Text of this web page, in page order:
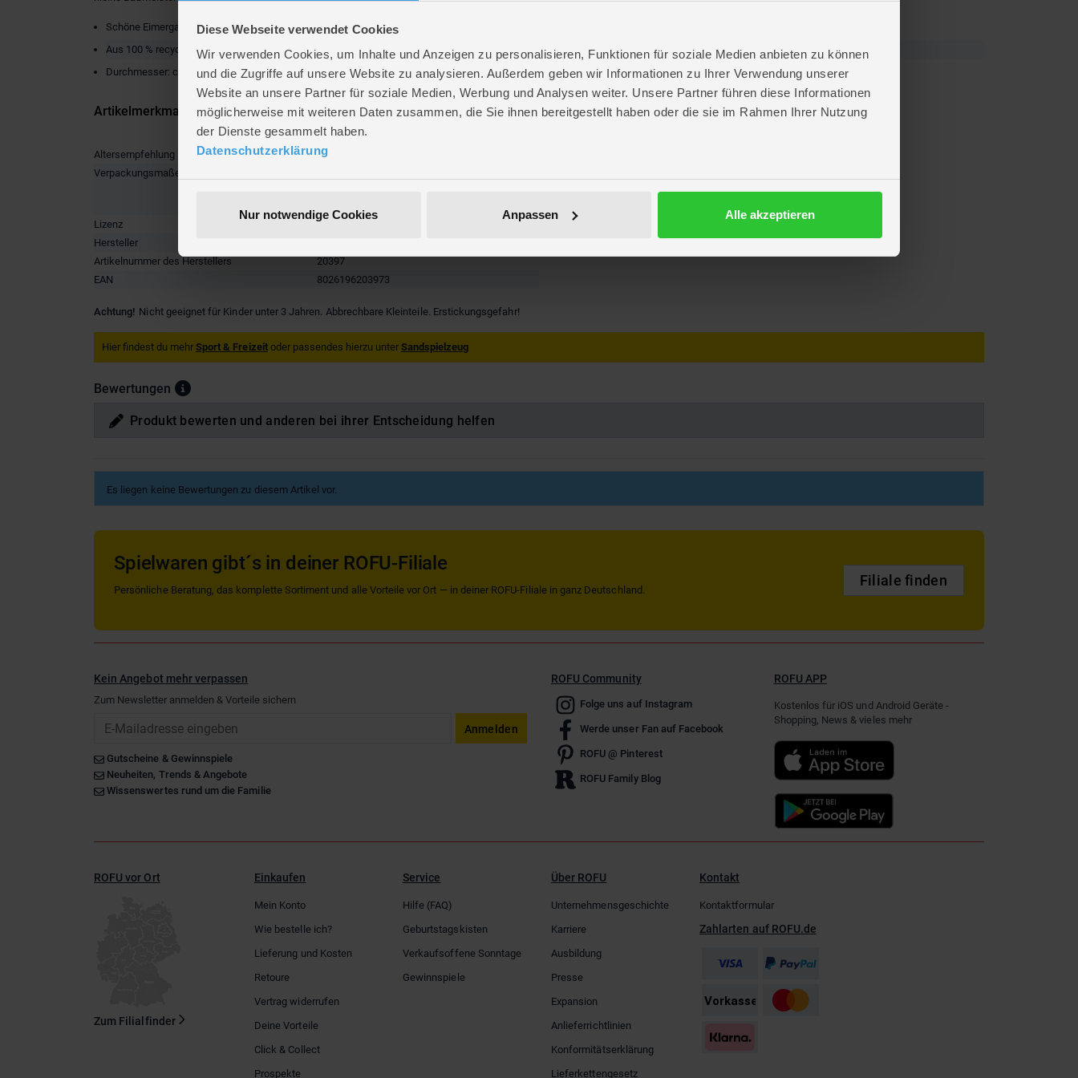
Diese Webseite verwendet Cookies
Wir verwenden Cookies, um Inhalte und Anzeigen zu personalisieren, Funktionen für soziale Medien anbieten zu können
und die Zugriffe auf unsere Website zu analysieren. Außerdem geben wir Informationen zu Ihrer Verwendung unserer
Website an unsere Partner für soziale Medien, Werbung und Analysen weiter. Unsere Partner führen diese Informationen
möglicherweise mit weiteren Daten zusammen, die Sie ihnen bereitgestellt haben oder die sie im Rahmen Ihrer Nutzung
der Dienste gesammelt haben.
Datenschutzerklärung
Nur notwendige Cookies Anpassen Alle akzeptieren
Schöne Eimergarnitur mit Minnie-Grafiken
Aus 100 % recycelbarem, ungiftigem Kunststoff
Durchmesser: ca. 18 cm
Artikelmerkmale
Altersempfehlung
ab 2 Jahre
Verpackungsmaße
Lizenz
Disney - Minnie Mouse
Hersteller
Artikelnummer des Herstellers
20397
EAN
8026196203973
Achtung! Nicht geeignet für Kinder unter 3 Jahren. Abbrechbare Kleinteile. Erstickungsgefahr!
Hier findest du mehr Sport & Freizeitoder passendes hierzu unter Sandspielzeug
Bewertungen
Produkt bewerten und anderen bei ihrer Entscheidung helfen
Es liegen keine Bewertungen zu diesem Artikel vor.
Spielwaren gibt´s in deiner ROFU-Filiale
Persönliche Beratung, das komplette Sortiment und alle Vorteile vor Ort — in deiner ROFU-Filiale in ganz Deutschland.
Filiale finden
Kein Angebot mehr verpassen
Zum Newsletter anmelden & Vorteile sichern
Anmelden
Gutscheine & Gewinnspiele
Neuheiten, Trends & Angebote
Wissenswertes rund um die Familie
ROFU Community
Folge uns auf Instagram
Werde unser Fan auf Facebook
ROFU @ Pinterest
ROFU Family Blog
ROFU APP
Kostenlos für iOS und Android Geräte -
Shopping, News & vieles mehr
ROFU vor Ort
Zum Filialfinder
Einkaufen
Mein Konto
Wie bestelle ich?
Lieferung und Kosten
Retoure
Vertrag widerrufen
Deine Vorteile
Click & Collect
Prospekte
Service
Hilfe (FAQ)
Geburtstagskisten
Verkaufsoffene Sonntage
Gewinnspiele
Über ROFU
Unternehmensgeschichte
Karriere
Ausbildung
Presse
Expansion
Anlieferrichtlinien
Konformitätserklärung
Lieferkettengesetz
Kontakt
Kontaktformular
Zahlarten auf ROFU.de